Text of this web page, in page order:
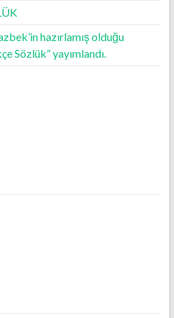
hazırlamış olduğu
Sözlük” yayımlandı.